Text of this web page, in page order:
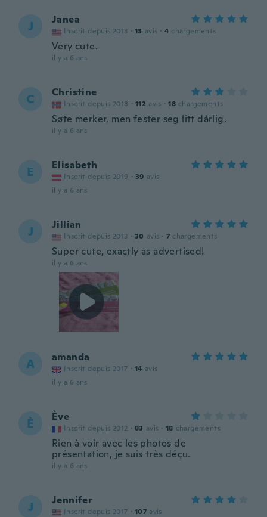
J Janea
Inscrit depuis 2013 · 13 avis · 4 chargements
Very cute.
il y a 6 ans
C Christine
Inscrit depuis 2018 · 112 avis · 18 chargements
Søte merker, men fester seg litt dårlig.
il y a 6 ans
E Elisabeth
Inscrit depuis 2019 · 39 avis
il y a 6 ans
J Jillian
Inscrit depuis 2013 · 30 avis · 7 chargements
Super cute, exactly as advertised!
il y a 6 ans
A amanda
Inscrit depuis 2017 · 14 avis
il y a 6 ans
È Ève
Inscrit depuis 2012 · 83 avis · 18 chargements
Rien à voir avec les photos de
présentation, je suis très déçu.
il y a 6 ans
J Jennifer
Inscrit depuis 2017 · 107 avis